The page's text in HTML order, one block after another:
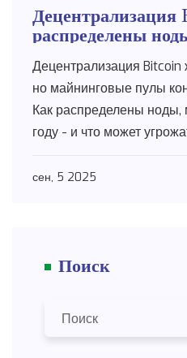
распределены
Децентрализация Bitcoin
но майнинговые пулы
Как распределены
году - и что может
сен, 5 2025
Поиск